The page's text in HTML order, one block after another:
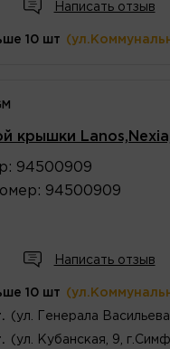
Написать отзыв
10 шт
крышки
: 94500909
: 94500909
Написать отзыв
10 шт
(ул. Генерала
(ул. Кубанская, 9,